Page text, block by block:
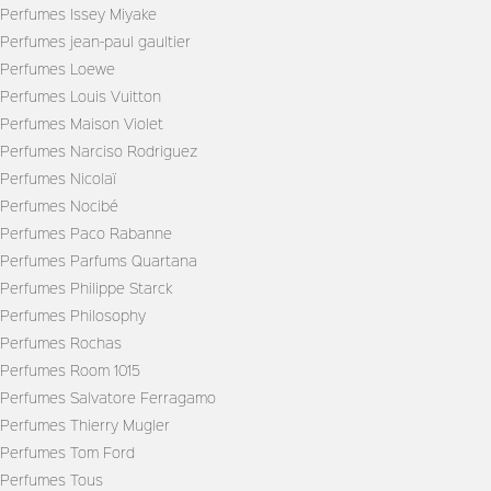
Perfumes Issey Miyake
Perfumes jean-paul gaultier
Perfumes Loewe
Perfumes Louis Vuitton
Perfumes Maison Violet
Perfumes Narciso Rodriguez
Perfumes Nicolaï
Perfumes Nocibé
Perfumes Paco Rabanne
Perfumes Parfums Quartana
Perfumes Philippe Starck
Perfumes Philosophy
Perfumes Rochas
Perfumes Room 1015
Perfumes Salvatore Ferragamo
Perfumes Thierry Mugler
Perfumes Tom Ford
Perfumes Tous